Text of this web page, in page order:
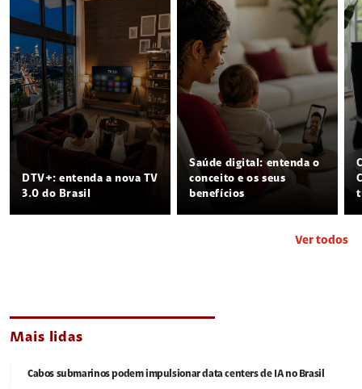
DTV+: entenda a nova TV
3.0 do Brasil
Saúde digital: entenda o
conceito e os seus
benefícios
Ver todos
Mais lidas
Cabos submarinos podem impulsionar data centers de IA no Brasil